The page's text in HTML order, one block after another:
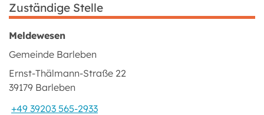
Zuständige Stelle
Meldewesen
Gemeinde Barleben
Ernst-Thälmann-Straße 22
39179 Barleben
+49 39203 565-2933